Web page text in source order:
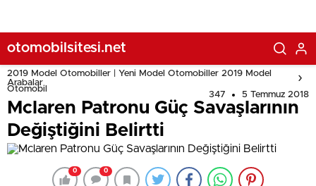
otomobilsitesi.net
2019 Model Otomobiller | Yeni Model Otomobiller 2019 Model
Arabalar
Otomobil
347 5 Temmuz 2018
Mclaren Patronu Güç Savaşlarının
Değiştiğini Belirtti
0 0